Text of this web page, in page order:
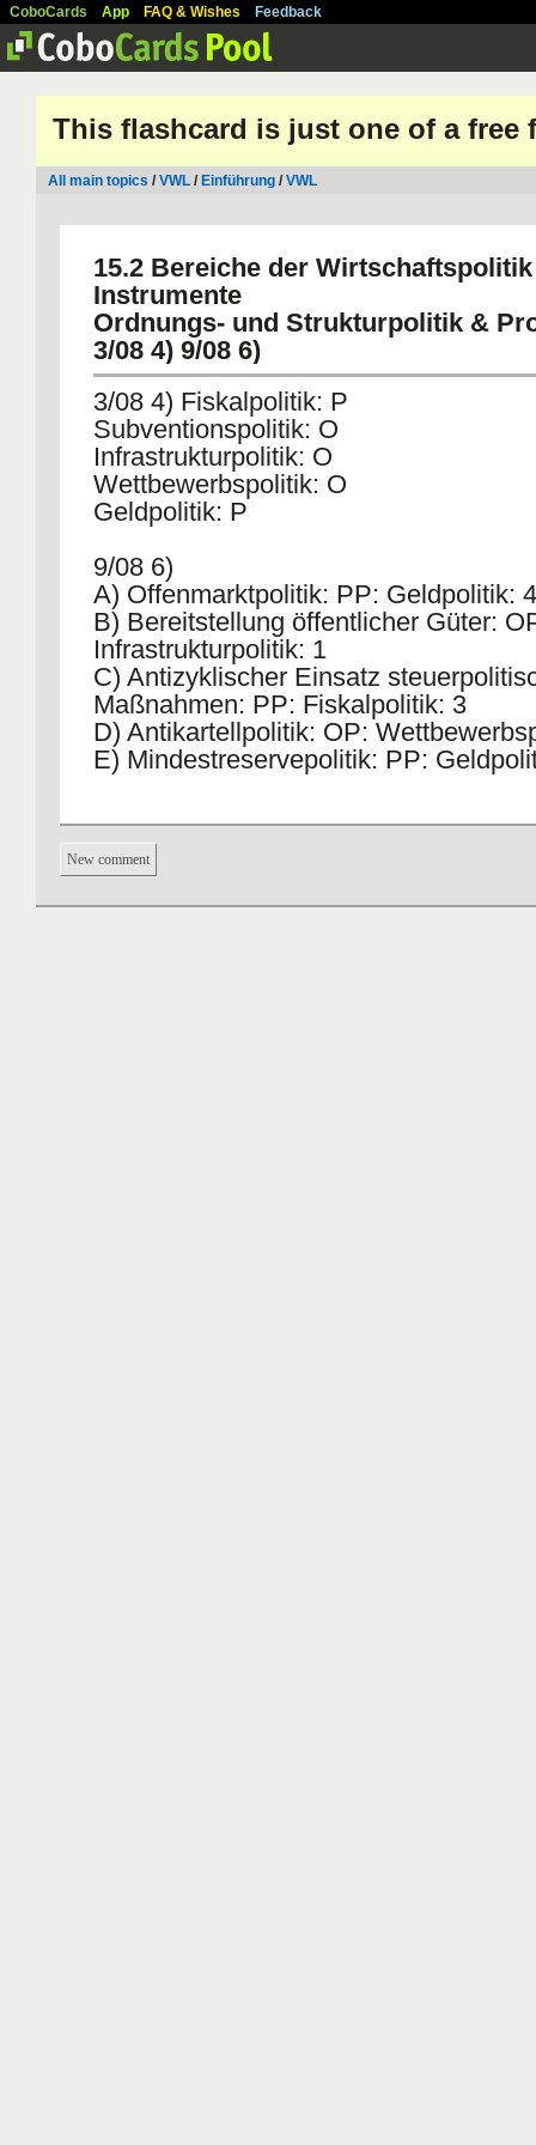
CoboCards App FAQ & Wishes Feedback
This flashcard is just one of a free
All main topics /VWL / Einführung /VWL
15.2 Bereiche der
Instrumente
Ordnungs- und Strukturpolitik &
3/08 4) 9/08 6)
3/08 4) Fiskalpolitik: P
Subventionspolitik: O
Infrastrukturpolitik: O
Wettbewerbspolitik: O
Geldpolitik: P
9/08 6)
A) Offenmarktpolitik: PP: Geldpolitik: 4
B) Bereitstellung öffentlicher Güter:
Infrastrukturpolitik: 1
C) Antizyklischer Einsatz
Maßnahmen: PP: Fiskalpolitik: 3
D) Antikartellpolitik: OP:
E) Mindestreservepolitik: PP:
New comment